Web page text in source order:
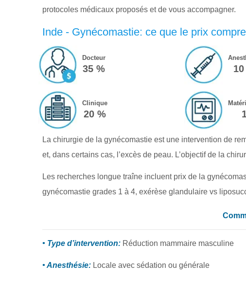
protocoles médicaux proposés et de vous accompagner.
Inde - Gynécomastie: ce que le prix
Docteur
35 %
Clinique
20 %
La chirurgie de la gynécomastie est une intervention de
et, dans certains cas, l’excès de peau. L’objectif de la
Les recherches longue traîne incluent prix de la
gynécomastie grades 1 à 4, exérèse glandulaire vs
• Type d’intervention: Réduction mammaire masculine
• Anesthésie: Locale avec sédation ou générale